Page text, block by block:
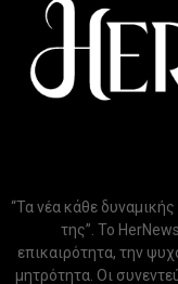
“Τα νέα κάθε
της”. Το
επικαιρότητα, την
μητρότητα. Οι